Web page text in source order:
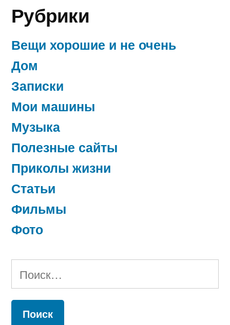
Рубрики
Вещи хорошие и не очень
Дом
Записки
Мои машины
Музыка
Полезные сайты
Приколы жизни
Статьи
Фильмы
Фото
Найти: